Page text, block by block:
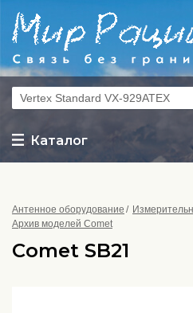
Каталог
Антенное оборудование
Архив моделей Comet
Comet SB21